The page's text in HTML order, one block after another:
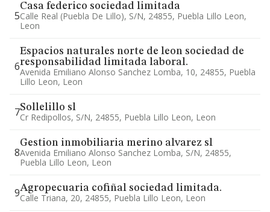
5
Casa federico sociedad limitada
Calle Real (puebla De Lillo), S/n, 24855, Puebla Lillo Leon,
Leon
6
Espacios naturales norte de leon sociedad de
responsabilidad limitada laboral.
Avenida Emiliano Alonso Sanchez Lomba, 10, 24855, Puebla
Lillo Leon, Leon
7Sollelillo sl
Cr Redipollos, S/n, 24855, Puebla Lillo Leon, Leon
8
Gestion inmobiliaria merino alvarez sl
Avenida Emiliano Alonso Sanchez Lomba, S/n, 24855,
Puebla Lillo Leon, Leon
9Agropecuaria cofiñal sociedad limitada.
Calle Triana, 20, 24855, Puebla Lillo Leon, Leon